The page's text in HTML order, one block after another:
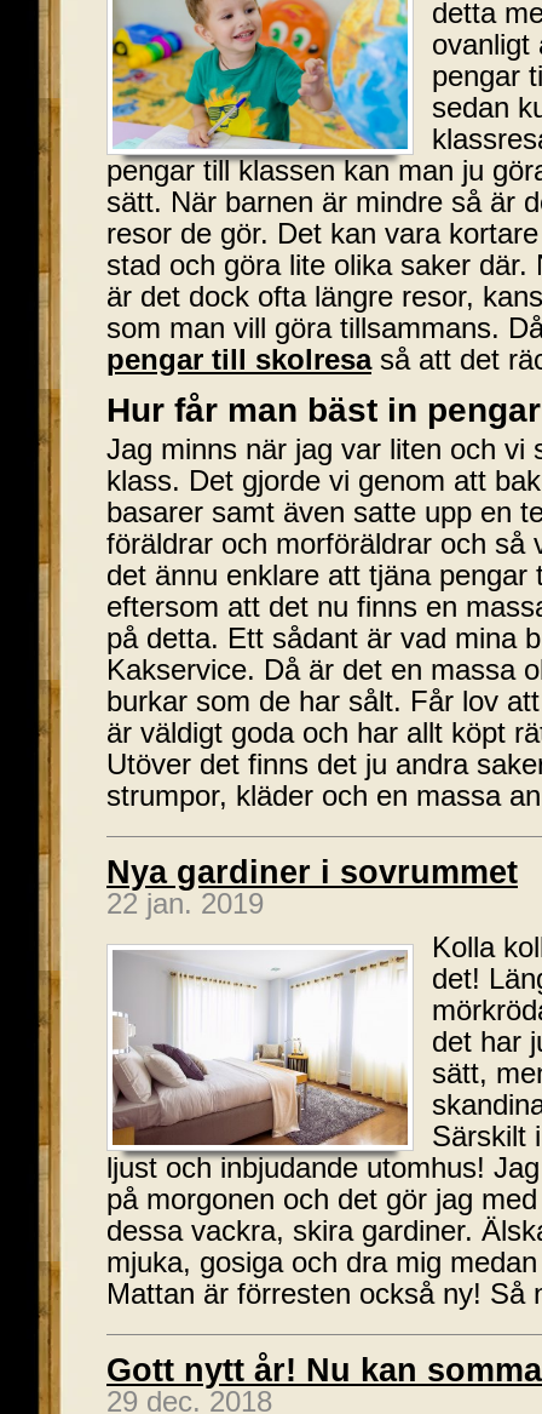
detta
ovanligt
pengar
sedan
pengar till klassen kan man ju
sätt. När barnen är mindre så är
resor de gör. Det kan vara
stad och göra lite olika saker där.
är det dock ofta längre resor,
som man vill göra tillsammans.
pengar till skolresaså att det
Hur får man bäst in
Jag minns när jag var liten och vi
klass. Det gjorde vi genom att
basarer samt även satte upp en
föräldrar och morföräldrar och så
det ännu enklare att tjäna pengar
eftersom att det nu finns en
på detta. Ett sådant är vad mina
Kakservice. Då är det en massa
burkar som de har sålt. Får lov
är väldigt goda och har allt köpt
Utöver det finns det ju andra
strumpor, kläder och en massa
Nya gardiner i sovrummet
22 jan. 2019
Kolla
det!
det har
sätt,
Särskilt
ljust och inbjudande utomhus!
på morgonen och det gör jag
dessa vackra, skira gardiner.
mjuka, gosiga och dra mig
Mattan är förresten också ny! Så
Gott nytt år! Nu kan
29 dec. 2018